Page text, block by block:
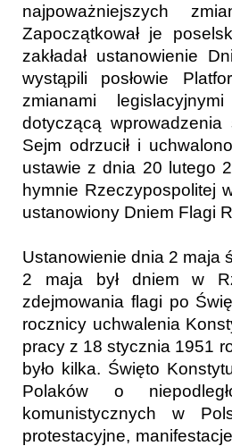
najpoważniejszych
Zapoczątkował je
zakładał ustanowienie
wystąpili posłowie
zmianami
dotyczącą wprowadzenia
Sejm odrzucił i
ustawie z dnia 20 lutego
hymnie Rzeczypospolitej
ustanowiony Dniem Flagi
Ustanowienie dnia 2 maja
2 maja był dniem w
zdejmowania flagi po
rocznicy uchwalenia
pracy z 18 stycznia 1951
było kilka. Święto
Polaków o
komunistycznych w
protestacyjne,